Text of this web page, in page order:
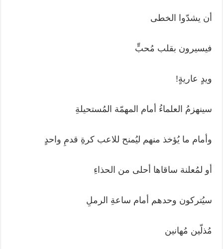
أن يشدّوا الخطى
فيسيرون بقلب مُحبٍّ
ويدٍ عاريةٍ!
سينهزمُ العلماءُ أمام المهمّة المُستحيلةِ
وأمام ما يُؤخذ منهم ليُمنح للاعب كرةِ قدمِ واحدٍ
أو لمُعلنة ساقاها أحلى من الحذاءِ
سيُتركون وحدهم أمام ساعةِ الرملِ
مُذلّين مُهانين